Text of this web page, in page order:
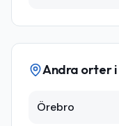
Andra orter i
Örebro